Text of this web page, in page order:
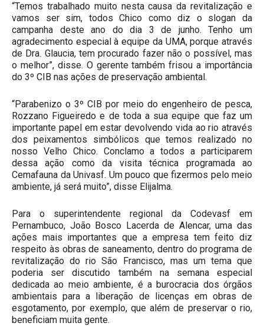
“Temos trabalhado muito nesta causa da revitalização e
vamos ser sim, todos Chico como diz o slogan da
campanha deste ano do dia 3 de junho. Tenho um
agradecimento especial à equipe da UMA, porque através
de Dra. Glaucia, tem procurado fazer não o possível, mas
o melhor”, disse. O gerente também frisou a importância
do 3º CIB nas ações de preservação ambiental.
“Parabenizo o 3º CIB por meio do engenheiro de pesca,
Rozzano Figueiredo e de toda a sua equipe que faz um
importante papel em estar devolvendo vida ao rio através
dos peixamentos simbólicos que temos realizado no
nosso Velho Chico. Conclamo a todos a participarem
dessa ação como da visita técnica programada ao
Cemafauna da Univasf. Um pouco que fizermos pelo meio
ambiente, já será muito”, disse Elijalma.
Para o superintendente regional da Codevasf em
Pernambuco, João Bosco Lacerda de Alencar, uma das
ações mais importantes que a empresa tem feito diz
respeito às obras de saneamento, dentro do programa de
revitalização do rio São Francisco, mas um tema que
poderia ser discutido também na semana especial
dedicada ao meio ambiente, é a burocracia dos órgãos
ambientais para a liberação de licenças em obras de
esgotamento, por exemplo, que além de preservar o rio,
beneficiam muita gente.